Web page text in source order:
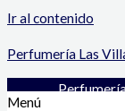
Ir al contenido
Perfumería Las
Menú